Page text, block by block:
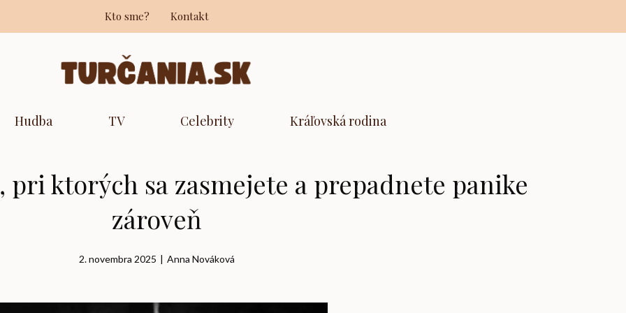
Kto sme? Kontakt
Hudba TV Celebrity Kráľovská rodina
ktorých sa zasmejete a prepadnete panike
zároveň
2. novembra 2025 | Anna Nováková